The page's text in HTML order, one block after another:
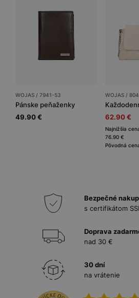
WOJAS / 7941-53
Pánske peňaženky
49.90 €
WOJAS /
62.90 €
Najnižšia
76.90 €
Pôvodná
Bezpečné
s certifikátom
Doprava
nad 30 €
30 dní
na vrátenie